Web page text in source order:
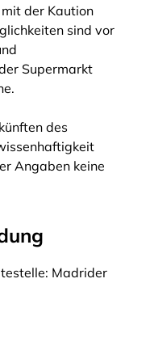
der Kaution
sind vor
Supermarkt
des
Angaben keine
Madrider